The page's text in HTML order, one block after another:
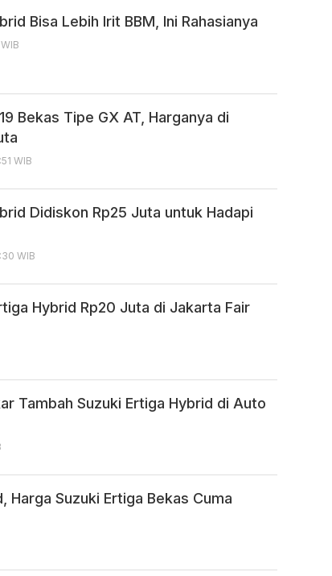
Bisa Lebih Irit BBM, Ini Rahasianya
Bekas Tipe GX AT, Harganya di
WIB
Didiskon Rp25 Juta untuk Hadapi
WIB
Hybrid Rp20 Juta di Jakarta Fair
Tambah Suzuki Ertiga Hybrid di Auto
Harga Suzuki Ertiga Bekas Cuma